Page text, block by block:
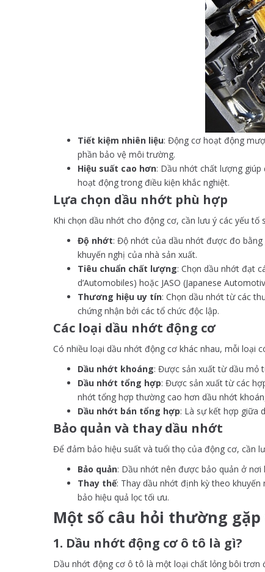
Tiết kiệm nhiên liệu: Động cơ hoạt động
phần bảo vệ môi trường.
Hiệu suất cao hơn: Dầu nhớt chất lượng
hoạt động trong điều kiện khắc nghiệt.
Lựa chọn dầu nhớt phù hợp
Khi chọn dầu nhớt cho động cơ, cần lưu ý các yếu tố
Độ nhớt: Độ nhớt của dầu nhớt được đo bằng
khuyến nghị của nhà sản xuất.
Tiêu chuẩn chất lượng: Chọn dầu nhớt đạt
d’Automobiles) hoặc JASO (Japanese
Thương hiệu uy tín: Chọn dầu nhớt từ các
chứng nhận bởi các tổ chức độc lập.
Các loại dầu nhớt động cơ
Có nhiều loại dầu nhớt động cơ khác nhau, mỗi loại
Dầu nhớt khoáng: Được sản xuất từ dầu mỏ
Dầu nhớt tổng hợp: Được sản xuất từ các
nhớt tổng hợp thường cao hơn dầu nhớt
Dầu nhớt bán tổng hợp: Là sự kết hợp giữa
Bảo quản và thay dầu nhớt
Để đảm bảo hiệu suất và tuổi thọ của động cơ, cần
Bảo quản: Dầu nhớt nên được bảo quản ở
Thay thế: Thay dầu nhớt định kỳ theo
bảo hiệu quả lọc tối ưu.
Một số câu hỏi thường
1. Dầu nhớt động cơ ô tô là gì?
Dầu nhớt động cơ ô tô là một loại chất lỏng bôi trơn